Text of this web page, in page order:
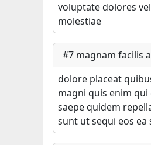
voluptate dolores
molestiae
#7 magnam facilis
dolore placeat
magni quis enim
saepe quidem
sunt ut sequi eos ea